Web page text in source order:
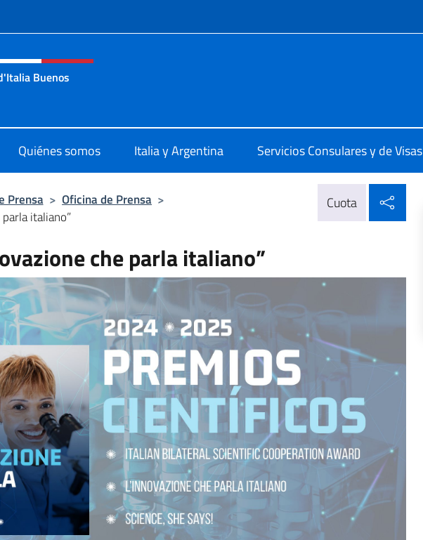
web, redes sociales y menú
Buenos
Quiénes somos Italia y Argentina Servicios Consulares y de Visas
Prensa > Oficina de Prensa >
italiano”
Cuota
che parla italiano”